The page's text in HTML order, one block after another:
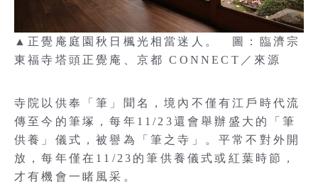
▲正覺庵庭園秋日楓光相當迷人。 圖：臨濟宗
東福寺塔頭正覺庵、京都 CONNECT／來源
寺院以供奉「筆」聞名，境內不僅有江戶時代流
傳至今的筆塚，每年11/23還會舉辦盛大的「筆
供養」儀式，被譽為「筆之寺」。平常不對外開
放，每年僅在11/23的筆供養儀式或紅葉時節，
才有機會一睹風采。